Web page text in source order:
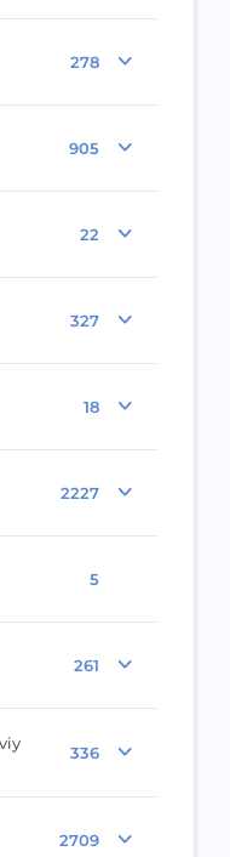
278
905
22
327
18
2227
5
261
336
2709